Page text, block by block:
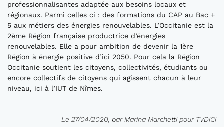
professionnalisantes adaptée aux besoins locaux et
régionaux. Parmi celles ci : des formations du CAP au Bac +
5 aux métiers des énergies renouvelables. L’Occitanie est la
2ème Région française productrice d’énergies
renouvelables. Elle a pour ambition de devenir la 1ère
Région à énergie positive d’ici 2050. Pour cela la Région
Occitanie soutient les citoyens, collectivités, étudiants ou
encore collectifs de citoyens qui agissent chacun à leur
niveau, ici à l’IUT de Nîmes.
Le 27/04/2020, par Marina Marchetti pour TVDiCi